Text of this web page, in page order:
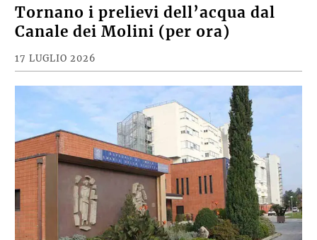
Tornano i prelievi dell’acqua dal
Canale dei Molini (per ora)
17 LUGLIO 2026